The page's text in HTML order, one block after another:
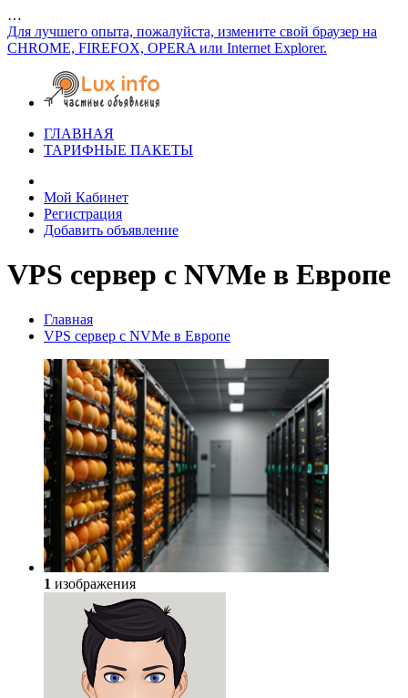
…
Для лучшего опыта, пожалуйста, измените свой браузер на
CHROME, FIREFOX, OPERA или Internet Explorer.
ГЛАВНАЯ
ТАРИФНЫЕ ПАКЕТЫ
Мой Кабинет
Регистрация
Добавить объявление
VPS сервер с NVMe в Европе
Главная
VPS сервер с NVMe в Европе
1 изображения